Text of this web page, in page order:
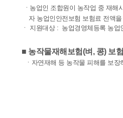
ㆍ농업인 조합원이 농작업 중 재
자 농업인안전보험 보험료 전액
ㆍ 지원대상 : 농업경영체등록 농
■ 농작물재해보험(벼, 콩) 보
ㆍ자연재해 등 농작물 피해를 보